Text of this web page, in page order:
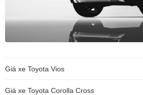
Giá xe Toyota Vios
Giá xe Toyota Corolla Cross